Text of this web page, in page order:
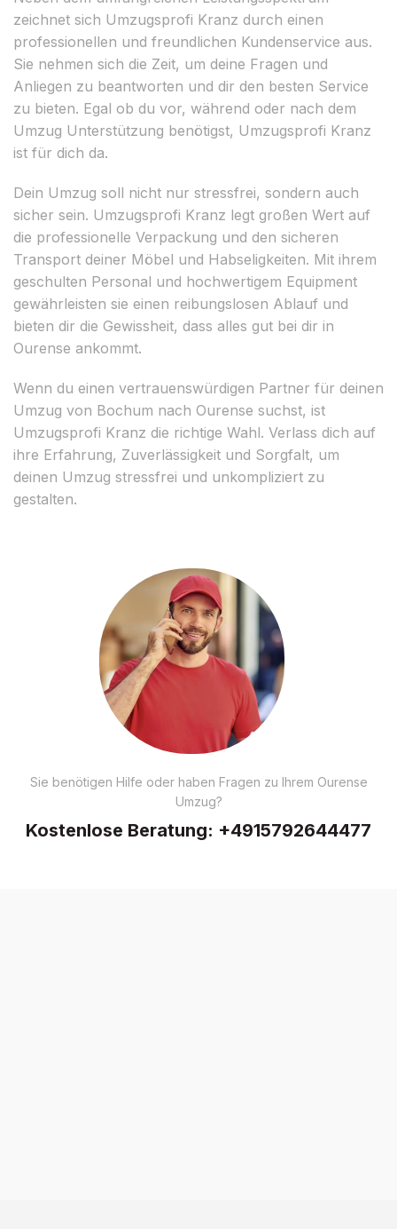
zeichnet sich Umzugsprofi Kranz durch einen
professionellen und freundlichen Kundenservice aus.
Sie nehmen sich die Zeit, um deine Fragen und
Anliegen zu beantworten und dir den besten Service
zu bieten. Egal ob du vor, während oder nach dem
Umzug Unterstützung benötigst, Umzugsprofi Kranz
ist für dich da.
Dein Umzug soll nicht nur stressfrei, sondern auch
sicher sein. Umzugsprofi Kranz legt großen Wert auf
die professionelle Verpackung und den sicheren
Transport deiner Möbel und Habseligkeiten. Mit ihrem
geschulten Personal und hochwertigem Equipment
gewährleisten sie einen reibungslosen Ablauf und
bieten dir die Gewissheit, dass alles gut bei dir in
Ourense ankommt.
Wenn du einen vertrauenswürdigen Partner für deinen
Umzug von Bochum nach Ourense suchst, ist
Umzugsprofi Kranz die richtige Wahl. Verlass dich auf
ihre Erfahrung, Zuverlässigkeit und Sorgfalt, um
deinen Umzug stressfrei und unkompliziert zu
gestalten.
Sie benötigen Hilfe oder haben Fragen zu Ihrem Ourense
Umzug?
Kostenlose Beratung: +4915792644477